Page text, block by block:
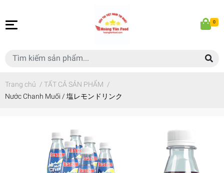
0
Trang chủ / TẤT CẢ SẢN PHẨM /
Nước Chanh Muối / 塩レモンドリンク